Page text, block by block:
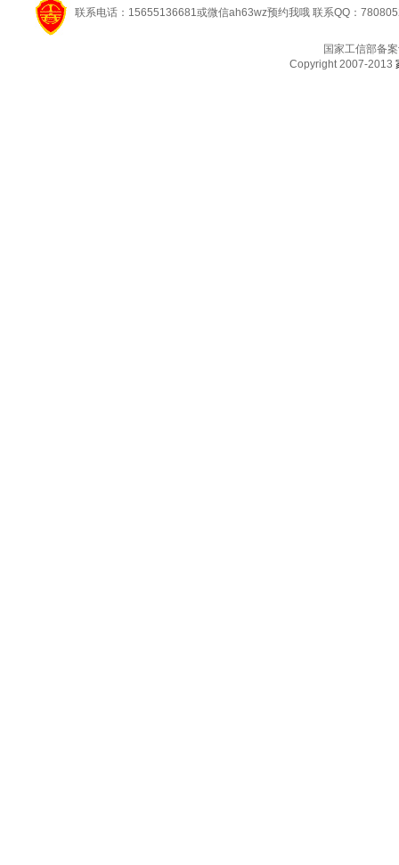
联系电话：15655136681或微信ah63wz预约我哦 联系QQ：
国家工信部备
Copyright 2007-2013